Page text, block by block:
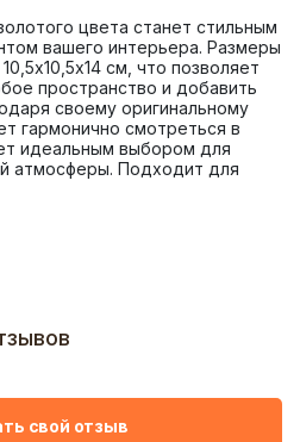
цвета станет стильным
вашего интерьера. Размеры
см, что позволяет
пространство и добавить
своему оригинальному
гармонично смотреться в
идеальным выбором для
атмосферы. Подходит для
свой отзыв